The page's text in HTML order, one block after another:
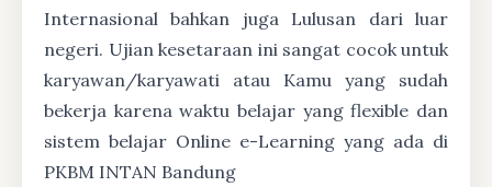
Internasional bahkan juga Lulusan dari luar
negeri. Ujian kesetaraan ini sangat cocok untuk
karyawan/karyawati atau Kamu yang sudah
bekerja karena waktu belajar yang flexible dan
sistem belajar Online e-Learning yang ada di
PKBM INTAN Bandung